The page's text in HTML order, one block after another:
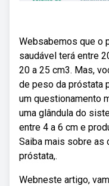
Websabemos que o
saudável terá entre
20 a 25 cm3. Mas,
de peso da próstata
um questionamento
uma glândula do
entre 4 a 6 cm e
Saiba mais sobre as
próstata,.
Webneste artigo,